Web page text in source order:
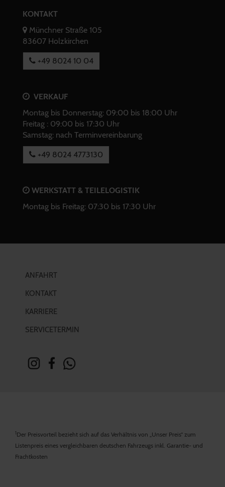
KONTAKT
Münchner Straße 105
83607 Holzkirchen
+49 8024 10 04
VERKAUF
Montag bis Donnerstag: 09:00 bis 18:00 Uhr
Freitag : 09:00 bis 17:30 Uhr
Samstag: nach Terminvereinbarung
+49 8024 4773130
WERKSTATT & TEILELOGISTIK
Montag bis Freitag: 07:30 bis 17:30 Uhr
ANFAHRT
KONTAKT
KARRIERE
SERVICETERMIN
1Der Preisvorteil bezieht sich auf das Verhältnis von „Unser Preis“ zum
Listenpreis eines vergleichbaren deutschen Fahrzeugs inkl. Garantie- und
Frachtkosten